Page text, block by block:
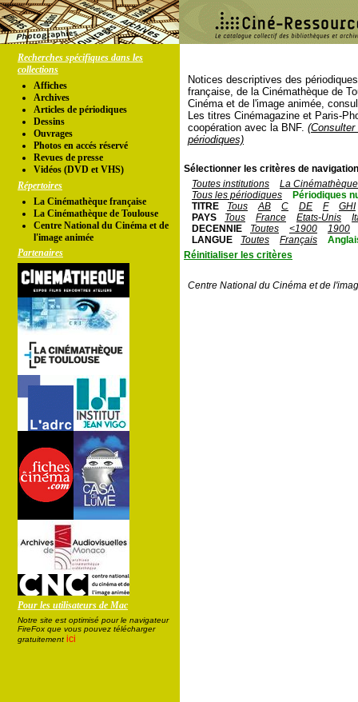
Recherches spécifiques dans les
collections
Affiches
Archives
Articles de périodiques
Dessins
Ouvrages
Photos en accés réservé
Revues de presse
Vidéos (DVD et VHS)
Répertoires
La Cinémathèque française
La Cinémathèque de Toulouse
Centre National du Cinéma et de
l'image animée
Partenaires
Pour les utilisateurs de Mac
Notre site est optimisé pour le navigateur
FireFox que vous pouvez télécharger
gratuitement ici
Notices descriptives des
française, de la Cinémathèque de
Cinéma et de l'image animée,
Les titres Cinémagazine et Paris-
coopération avec la BNF.
périodiques)
Sélectionner les critères de
Toutes institutions
La
Tous les périodiques
Périodiques
TITRE
Tous AB C DE F
GHI
PAYS
Tous France Etats-Unis
DECENNIE
Toutes <1900
1900
LANGUE
Toutes Français
Réinitialiser les critères
Centre National du Cinéma et de